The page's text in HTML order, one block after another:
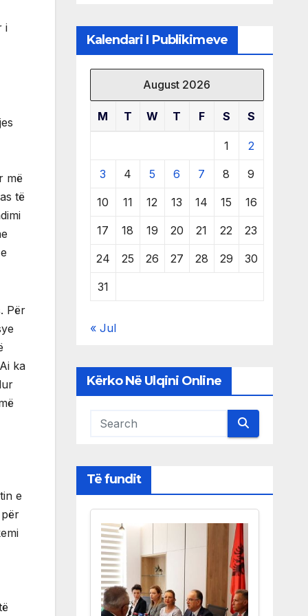
i
më
të
Për
ka
e
Kalendari I Publikimeve
August 2026
M T W T F S S
1 2
3 4 5 6 7 8 9
10 11 12 13 14 15 16
17 18 19 20 21 22 23
24 25 26 27 28 29 30
31
« Jul
Kërko Në Ulqini Online
Të fundit